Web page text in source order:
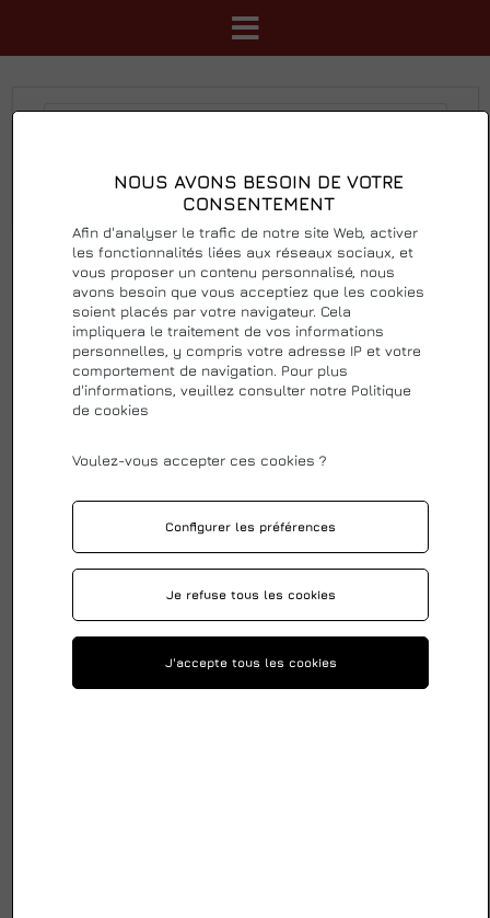
Rechercher Réinitialiser
Afficher 48
Trierle moins cher en premier
NOUS AVONS BESOIN DE VOTRE
CONSENTEMENT
Afin d'analyser le trafic de notre site Web, activer
les fonctionnalités liées aux réseaux sociaux, et
vous proposer un contenu personnalisé, nous
avons besoin que vous acceptiez que les cookies
soient placés par votre navigateur. Cela
impliquera le traitement de vos informations
personnelles, y compris votre adresse IP et votre
comportement de navigation. Pour plus
d'informations, veuillez consulter notre Politique
de cookies
Voulez-vous accepter ces cookies ?
Configurer les préférences
Je refuse tous les cookies
J'accepte tous les cookies